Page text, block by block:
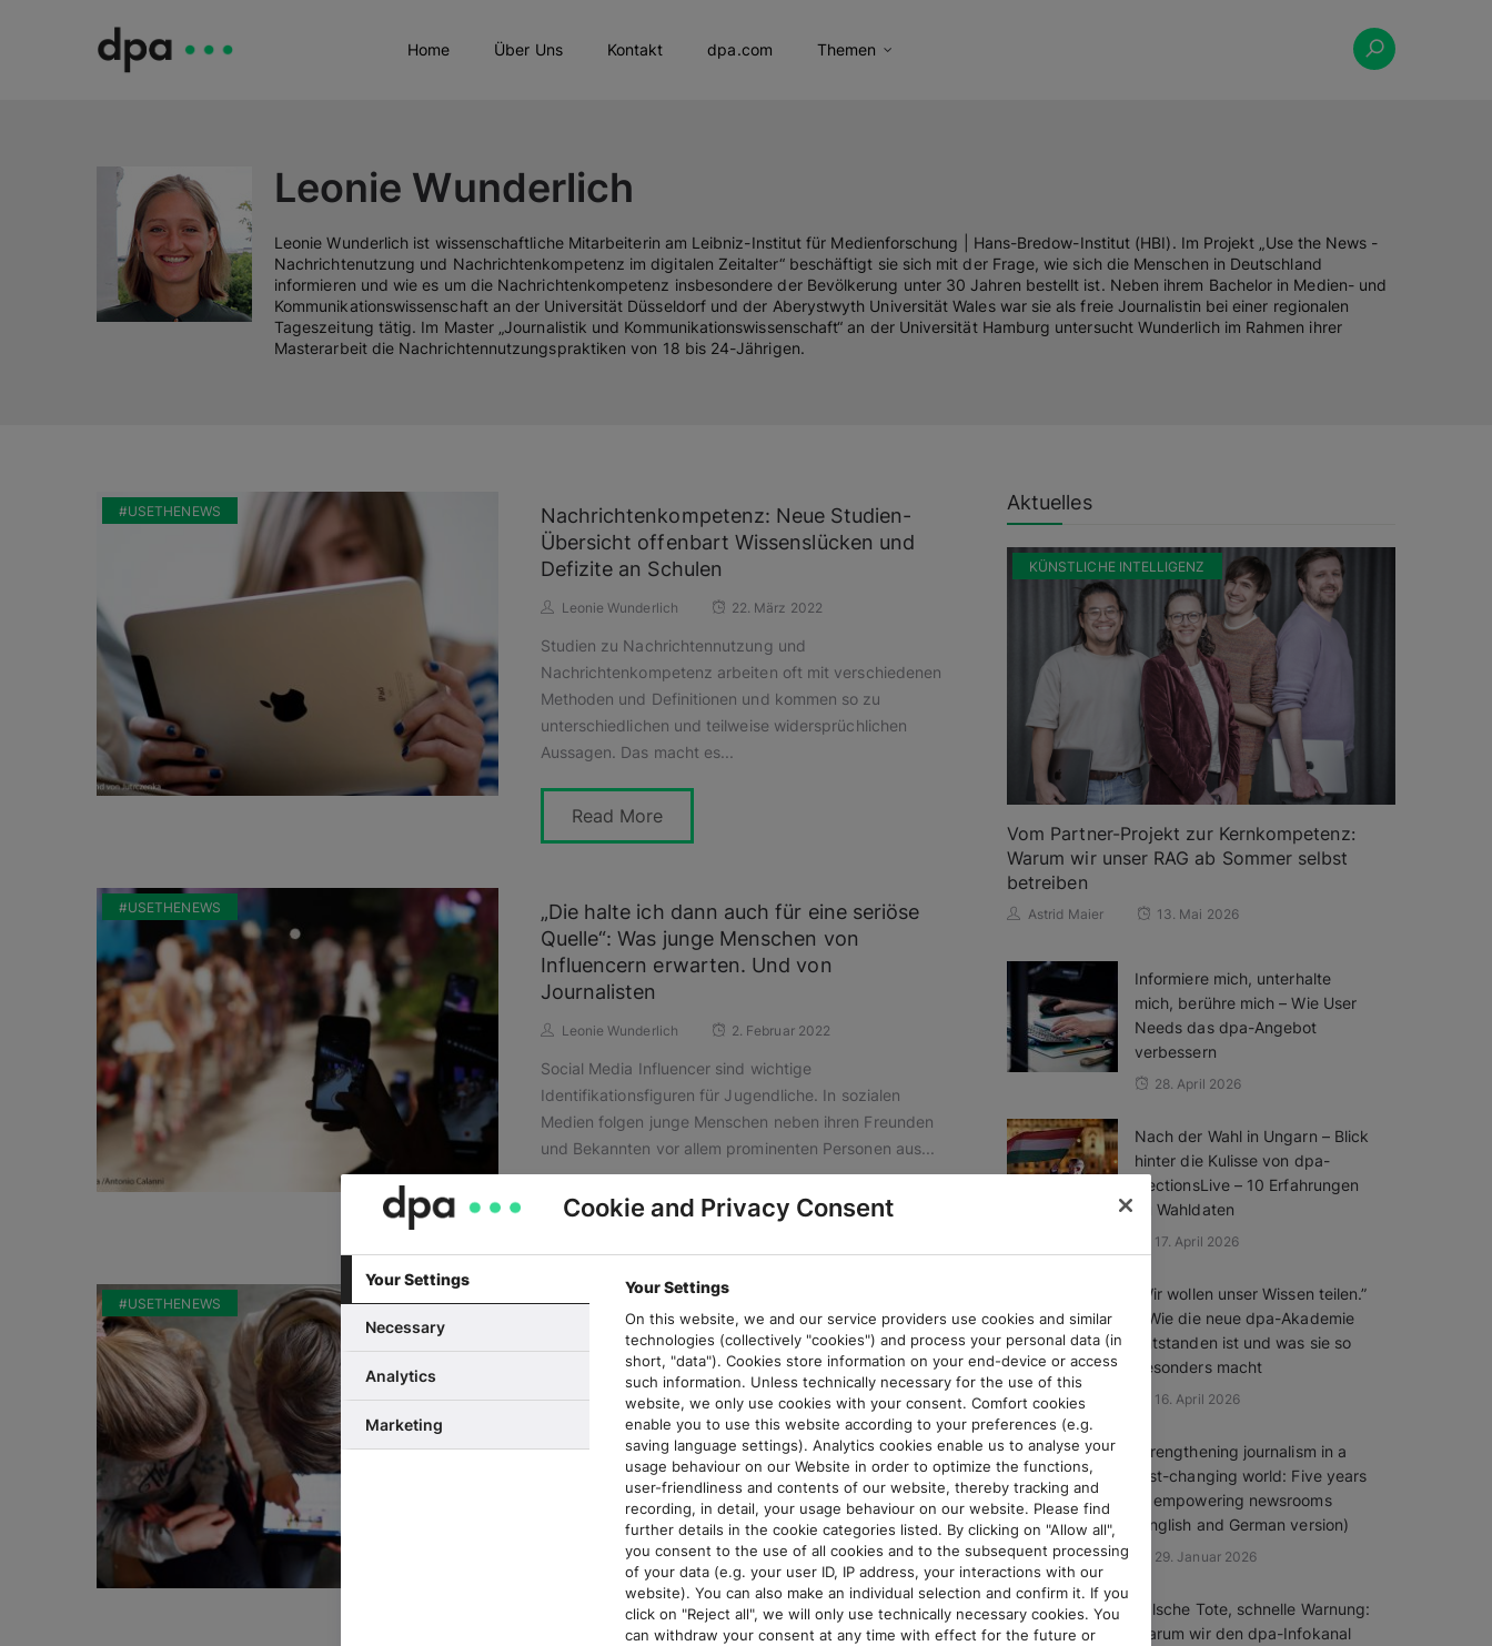
Home Über Uns Kontakt dpa.com Themen
Leonie Wunderlich
Leonie Wunderlich ist wissenschaftliche Mitarbeiterin am Leibniz-Institut für Medienforschung | Hans-Bredow-Institut (HBI). Im Projekt „Use the News -
Nachrichtenutzung und Nachrichtenkompetenz im digitalen Zeitalter“ beschäftigt sie sich mit der Frage, wie sich die Menschen in Deutschland
informieren und wie es um die Nachrichtenkompetenz insbesondere der Bevölkerung unter 30 Jahren bestellt ist. Neben ihrem Bachelor in Medien- und
Kommunikationswissenschaft an der Universität Düsseldorf und der Aberystwyth Universität Wales war sie als freie Journalistin bei einer regionalen
Tageszeitung tätig. Im Master „Journalistik und Kommunikationswissenschaft“ an der Universität Hamburg untersucht Wunderlich im Rahmen ihrer
Masterarbeit die Nachrichtennutzungspraktiken von 18 bis 24-Jährigen.
#USETHENEWS
Nachrichtenkompetenz: Neue Studien-
Übersicht offenbart Wissenslücken und
Defizite an Schulen
Leonie Wunderlich 22. März 2022
Studien zu Nachrichtennutzung und
Nachrichtenkompetenz arbeiten oft mit verschiedenen
Methoden und Definitionen und kommen so zu
unterschiedlichen und teilweise widersprüchlichen
Aussagen. Das macht es...
Read More
#USETHENEWS
„Die halte ich dann auch für eine seriöse
Quelle“: Was junge Menschen von
Influencern erwarten. Und von
Journalisten
Leonie Wunderlich 2. Februar 2022
Social Media Influencer sind wichtige
Identifikationsfiguren für Jugendliche. In sozialen
Medien folgen junge Menschen neben ihren Freunden
und Bekannten vor allem prominenten Personen aus...
Read More
#USETHENEWS
Liken, posten, teilen – Wie interagieren
junge Leute online mit nachrichtlichen
Inhalten?
Leonie Wunderlich 4. Februar 2021
Junge Menschen kommen auch in sozialen Medien wie
Instagram, YouTube und Facebook in Kontakt mit
Nachrichten. Dabei bieten diese Netzwerkplattformen
viele Möglichkeiten der Interaktion:...
Read More
Aktuelles
KÜNSTLICHE INTELLIGENZ
Vom Partner-Projekt zur Kernkompetenz:
Warum wir unser RAG ab Sommer selbst
betreiben
Astrid Maier 13. Mai 2026
Informiere mich, unterhalte
mich, berühre mich – Wie User
Needs das dpa-Angebot
verbessern
28. April 2026
Nach der Wahl in Ungarn – Blick
hinter die Kulisse von dpa-
ElectionsLive – 10 Erfahrungen
zu Wahldaten
17. April 2026
„Wir wollen unser Wissen teilen.”
– Wie die neue dpa-Akademie
entstanden ist und was sie so
besonders macht
16. April 2026
Strengthening journalism in a
fast-changing world: Five years
of empowering newsrooms
(English and German version)
29. Januar 2026
Falsche Tote, schnelle Warnung:
Warum wir den dpa-Infokanal
Cookie and Privacy Consent
Your Settings
Necessary
Analytics
Marketing
Your Settings
On this website, we and our service providers use cookies and similar
technologies (collectively "cookies") and process your personal data (in
short, "data"). Cookies store information on your end-device or access
such information. Unless technically necessary for the use of this
website, we only use cookies with your consent. Comfort cookies
enable you to use this website according to your preferences (e.g.
saving language settings). Analytics cookies enable us to analyse your
usage behaviour on our Website in order to optimize the functions,
user-friendliness and contents of our website, thereby tracking and
recording, in detail, your usage behaviour on our website. Please find
further details in the cookie categories listed. By clicking on "Allow all",
you consent to the use of all cookies and to the subsequent processing
of your data (e.g. your user ID, IP address, your interactions with our
website). You can also make an individual selection and confirm it. If you
click on "Reject all", we will only use technically necessary cookies. You
can withdraw your consent at any time with effect for the future or